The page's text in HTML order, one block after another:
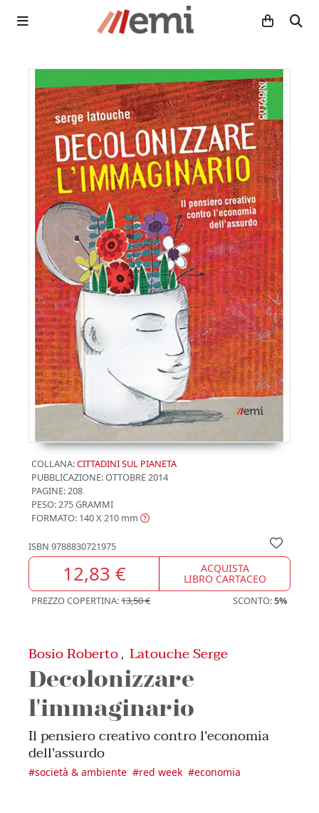
COLLANA:CITTADINI SUL PIANETA
PUBBLICAZIONE:OTTOBRE 2014
PAGINE: 208
PESO: 275 GRAMMI
FORMATO: 140 X 210 mm
ISBN 9788830721975
12,83 € ACQUISTA
LIBRO CARTACEO
PREZZO COPERTINA:13,50 € SCONTO:5%
Bosio Roberto , Latouche Serge
Decolonizzare
l'immaginario
Il pensiero creativo contro l'economia
dell'assurdo
#società & ambiente #red week #economia